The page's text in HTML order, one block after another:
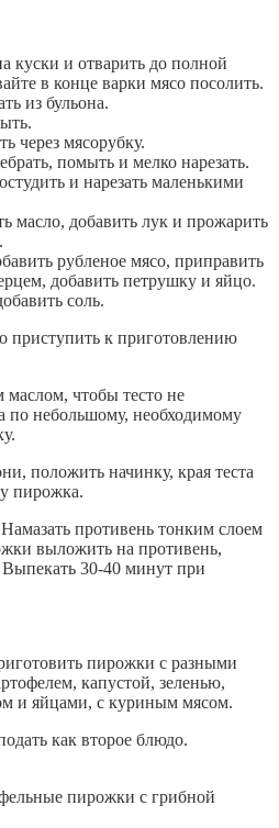
куски и отварить до полной
в конце варки мясо посолить.
из бульона.
через мясорубку.
помыть и мелко нарезать.
и нарезать маленькими
масло, добавить лук и прожарить
рубленое мясо, приправить
добавить петрушку и яйцо.
соль.
приступить к приготовлению
маслом, чтобы тесто не
по небольшому, необходимому
положить начинку, края теста
пирожка.
Намазать противень тонким слоем
выложить на противень,
30-40 минут при
пирожки с разными
капустой, зеленью,
и яйцами, с куриным мясом.
как второе блюдо.
пирожки с грибной